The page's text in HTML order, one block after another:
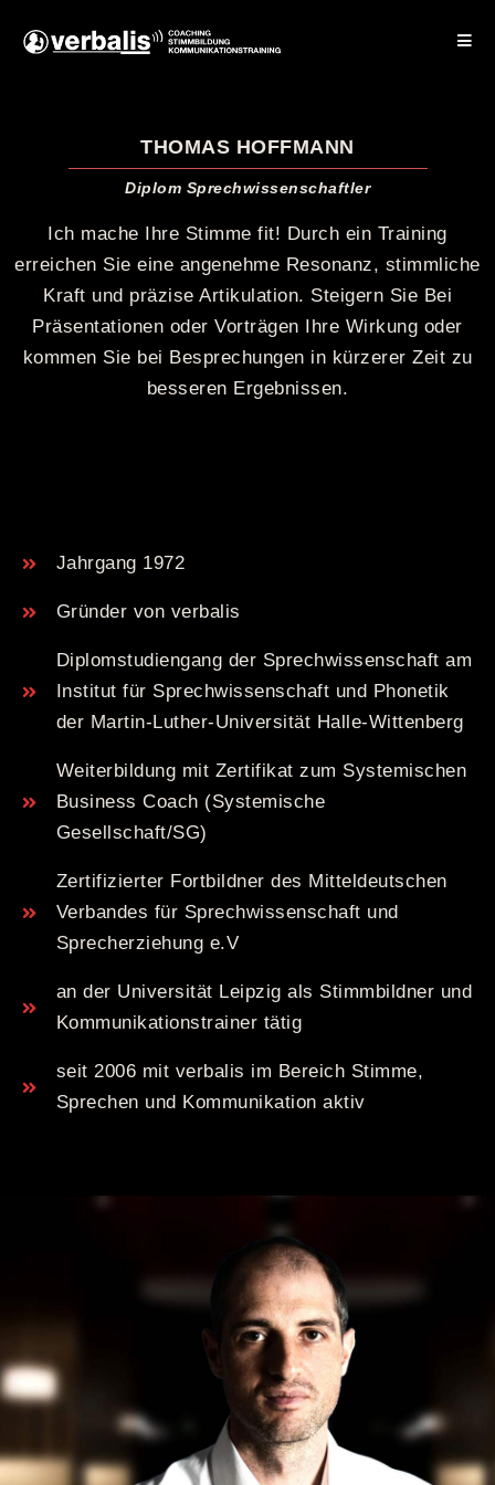
THOMAS HOFFMANN
Diplom Sprechwissenschaftler
Ich mache Ihre Stimme fit! Durch ein Training
erreichen Sie eine angenehme Resonanz, stimmliche
Kraft und präzise Artikulation. Steigern Sie Bei
Präsentationen oder Vorträgen Ihre Wirkung oder
kommen Sie bei Besprechungen in kürzerer Zeit zu
besseren Ergebnissen.
Jahrgang 1972
Gründer von verbalis
Diplomstudiengang der Sprechwissenschaft am
Institut für Sprechwissenschaft und Phonetik
der Martin-Luther-Universität Halle-Wittenberg
Weiterbildung mit Zertifikat zum Systemischen
Business Coach (Systemische
Gesellschaft/SG)
Zertifizierter Fortbildner des Mitteldeutschen
Verbandes für Sprechwissenschaft und
Sprecherziehung e.V
an der Universität Leipzig als Stimmbildner und
Kommunikationstrainer tätig
seit 2006 mit verbalis im Bereich Stimme,
Sprechen und Kommunikation aktiv